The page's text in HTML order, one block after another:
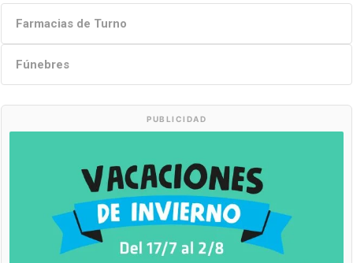
Farmacias de Turno
Fúnebres
PUBLICIDAD